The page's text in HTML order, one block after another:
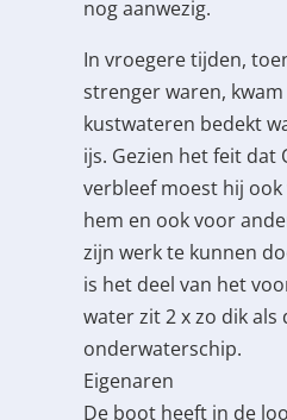
nog aanwezig.
In vroegere tijden,
strenger waren,
kustwateren bedekt
ijs. Gezien het feit dat
verbleef moest hij
hem en ook voor
zijn werk te kunnen
is het deel van het
water zit 2 x zo dik als
onderwaterschip.
Eigenaren
De boot heeft in de